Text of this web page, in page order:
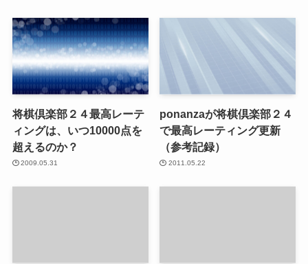
将棋倶楽部２４最高レーテ
ィングは、いつ10000点を
超えるのか？
2009.05.31
ponanzaが将棋倶楽部２４
で最高レーティング更新
（参考記録）
2011.05.22